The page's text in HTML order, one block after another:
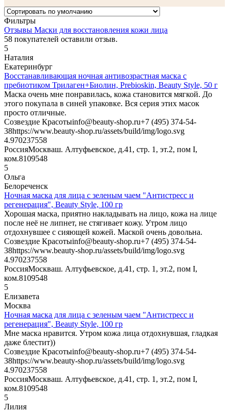
Фильтры
Отзывы Маски для восстановления кожи лица
58 покупателей оставили отзыв.
5
Наталия
Екатеринбург
Восстанавливающая ночная антивозрастная маска с
пребиотиком Трилаген+Биолин, Prebioskin, Beauty Style, 50 г
Маска очень мне понравилась, кожа становится мягкой. До
этого покупала в синей упаковке. Вся серия этих масок
просто отличные.
Созвездие Красотыinfo@beauty-shop.ru+7 (495) 374-54-
38https://www.beauty-shop.ru/assets/build/img/logo.svg
4.970237558
РоссияМоскваш. Алтуфьевское, д.41, стр. 1, эт.2, пом I,
ком.8109548
5
Ольга
Белореченск
Ночная маска для лица с зеленым чаем "Антистресс и
регенерация", Beauty Style, 100 гр
Хорошая маска, приятно накладывать на лицо, кожа на лице
после неё не липнет, не стягивает кожу. Утром лицо
отдохнувшее с сияющей кожей. Маской очень довольна.
Созвездие Красотыinfo@beauty-shop.ru+7 (495) 374-54-
38https://www.beauty-shop.ru/assets/build/img/logo.svg
4.970237558
РоссияМоскваш. Алтуфьевское, д.41, стр. 1, эт.2, пом I,
ком.8109548
5
Елизавета
Москва
Ночная маска для лица с зеленым чаем "Антистресс и
регенерация", Beauty Style, 100 гр
Мне маска нравится. Утром кожа лица отдохнувшая, гладкая
даже блестит))
Созвездие Красотыinfo@beauty-shop.ru+7 (495) 374-54-
38https://www.beauty-shop.ru/assets/build/img/logo.svg
4.970237558
РоссияМоскваш. Алтуфьевское, д.41, стр. 1, эт.2, пом I,
ком.8109548
5
Лилия